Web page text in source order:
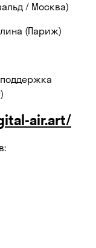
/ Москва)
(Париж)
air.art/